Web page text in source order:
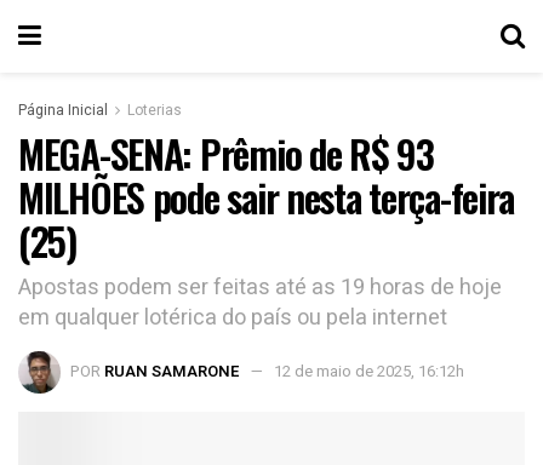
Página Inicial Loterias
MEGA-SENA: Prêmio de R$ 93
MILHÕES pode sair nesta terça-feira
(25)
Apostas podem ser feitas até as 19 horas de hoje
em qualquer lotérica do país ou pela internet
POR RUAN SAMARONE 12 de maio de 2025, 16:12h